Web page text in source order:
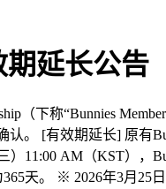
期延长公告
（下称“Bunnies
。 [有效期延长] 原有
11:00 AM（KST），
天。 ※ 2026年3月25